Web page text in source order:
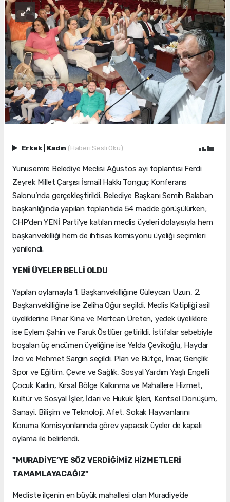
Erkek Kadın (Haberi Sesli Oku)
Yunusemre Belediye Meclisi Ağustos ayı toplantısı Ferdi
Zeyrek Millet Çarşısı İsmail Hakkı Tonguç Konferans
Salonu’nda gerçekleştirildi. Belediye Başkanı Semih Balaban
başkanlığında yapılan toplantıda 54 madde görüşülürken;
CHP’den YENİ Parti’ye katılan meclis üyeleri dolayısıyla hem
başkanvekilliği hem de ihtisas komisyonu üyeliği seçimleri
yenilendi.
YENİ ÜYELER BELLİ OLDU
Yapılan oylamayla 1. Başkanvekilliğine Güleycan Uzun, 2.
Başkanvekilliğine ise Zeliha Oğur seçildi. Meclis Katipliği asil
üyeliklerine Pınar Kına ve Mertcan Üreten, yedek üyeliklere
ise Eylem Şahin ve Faruk Östlüer getirildi. İstifalar sebebiyle
boşalan üç encümen üyeliğine ise Yelda Çevikoğlu, Haydar
İzci ve Mehmet Sargın seçildi. Plan ve Bütçe, İmar, Gençlik
Spor ve Eğitim, Çevre ve Sağlık, Sosyal Yardım Yaşlı Engelli
Çocuk Kadın, Kırsal Bölge Kalkınma ve Mahallere Hizmet,
Kültür ve Sosyal İşler, İdari ve Hukuk İşleri, Kentsel Dönüşüm,
Sanayi, Bilişim ve Teknoloji, Afet, Sokak Hayvanlarını
Koruma Komisyonlarında görev yapacak üyeler de kapalı
oylama ile belirlendi.
"MURADİYE’YE SÖZ VERDİĞİMİZ HİZMETLERİ
TAMAMLAYACAĞIZ"
Mecliste ilçenin en büyük mahallesi olan Muradiye’de